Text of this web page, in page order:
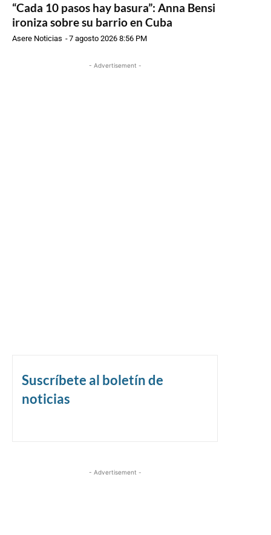
“Cada 10 pasos hay basura”: Anna Bensi
ironiza sobre su barrio en Cuba
Asere Noticias -7 agosto 2026 8:56 PM
- Advertisement -
Suscríbete al boletín de
noticias
- Advertisement -